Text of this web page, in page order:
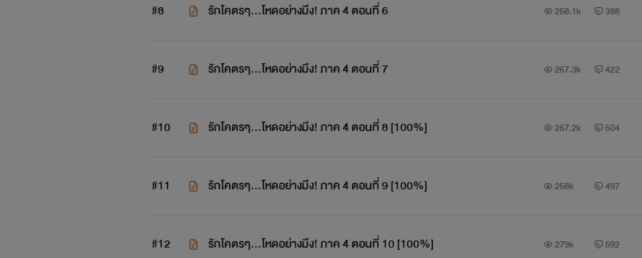
#8 รักโคตรๆ...โหดอย่างมึง! ภาค 4 ตอนที่ 6 258.1k 388
#9 รักโคตรๆ...โหดอย่างมึง! ภาค 4 ตอนที่ 7 267.3k 422
#10 รักโคตรๆ...โหดอย่างมึง! ภาค 4 ตอนที่ 8 [100%] 257.2k 504
#11 รักโคตรๆ...โหดอย่างมึง! ภาค 4 ตอนที่ 9 [100%] 258k 497
#12 รักโคตรๆ...โหดอย่างมึง! ภาค 4 ตอนที่ 10 [100%] 279k 592